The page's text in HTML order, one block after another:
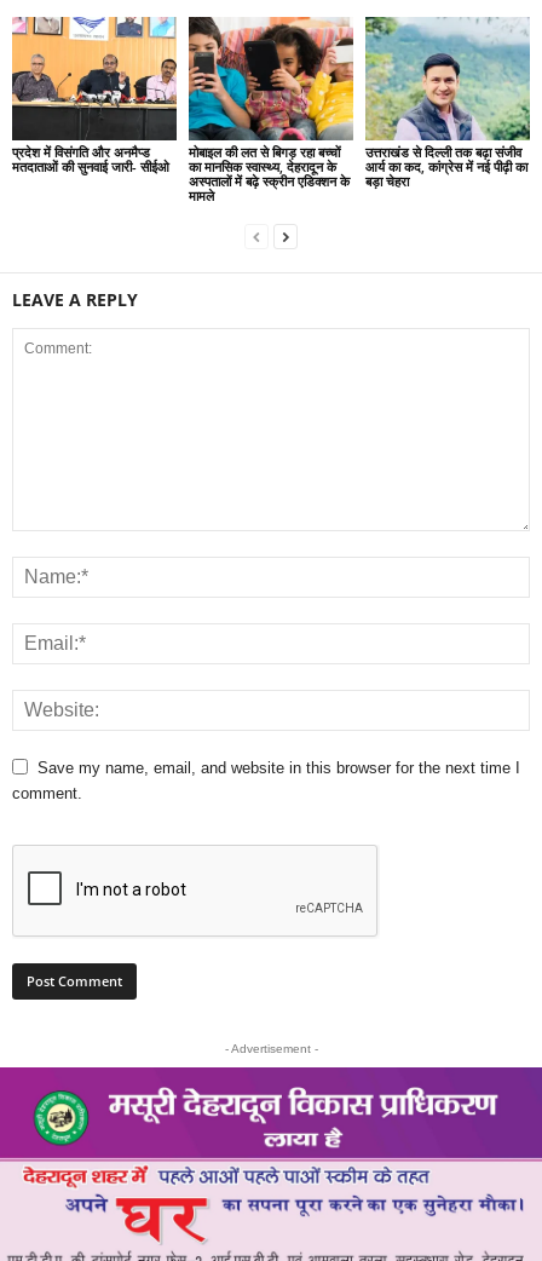
प्रदेश में विसंगति और अनमैप्ड
मतदाताओं की सुनवाई जारी- सीईओ
मोबाइल की लत से बिगड़ रहा बच्चों
का मानसिक स्वास्थ्य, देहरादून के
अस्पतालों में बढ़े स्क्रीन एडिक्शन के
मामले
उत्तराखंड से दिल्ली तक बढ़ा संजीव
आर्य का कद, कांग्रेस में नई पीढ़ी का
बड़ा चेहरा
LEAVE A REPLY
Save my name, email, and website in this browser for the next time I
comment.
- Advertisement -